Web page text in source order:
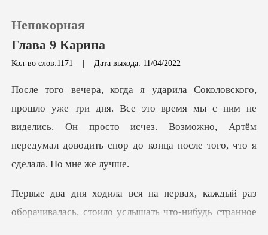
0
Пополнить
Выйти
Непокорная
Глава 9 Карина
Кол-во слов:1171 | Дата выхода: 11/04/2022
е это время мы с ним не
виделись. Он просто исчез. Возможно, Артём
пере
аз
оборачивалась, стоило услышать что-нибудь